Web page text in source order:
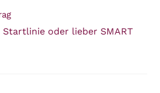
Startlinie oder lieber SMART